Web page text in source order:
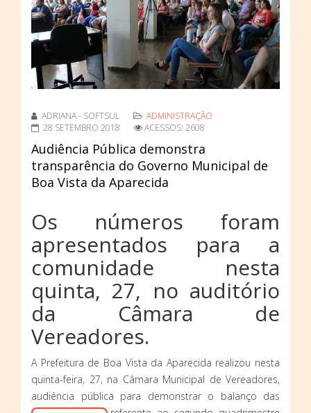
ADRIANA - SOFTSUL
ADMINISTRAÇÃO
28 SETEMBRO 2018
ACESSOS: 2608
Audiência Pública demonstra
transparência do Governo Municipal de
Boa Vista da Aparecida
Os números foram
apresentados para a
comunidade nesta
quinta, 27, no auditório
da Câmara de
Vereadores.
A Prefeitura de Boa Vista da Aparecida realizou nesta
quinta-feira, 27, na Câmara Municipal de Vereadores,
audiência pública para demonstrar o balanço das